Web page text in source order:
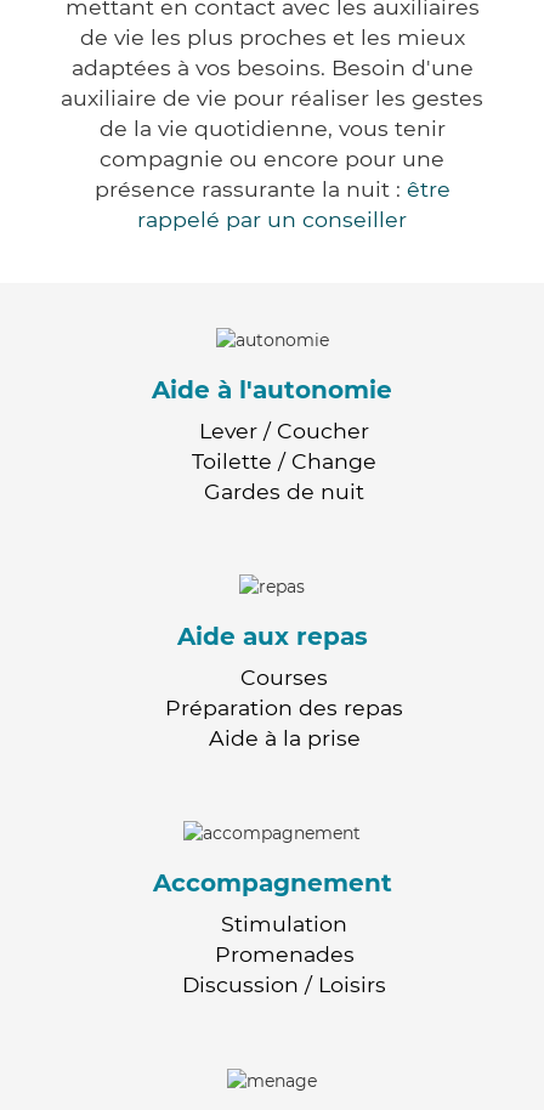
mettant en contact avec les auxiliaires
de vie les plus proches et les mieux
adaptées à vos besoins. Besoin d'une
auxiliaire de vie pour réaliser les gestes
de la vie quotidienne, vous tenir
compagnie ou encore pour une
présence rassurante la nuit : être
rappelé par un conseiller
Aide à l'autonomie
Lever / Coucher
Toilette / Change
Gardes de nuit
Aide aux repas
Courses
Préparation des repas
Aide à la prise
Accompagnement
Stimulation
Promenades
Discussion / Loisirs